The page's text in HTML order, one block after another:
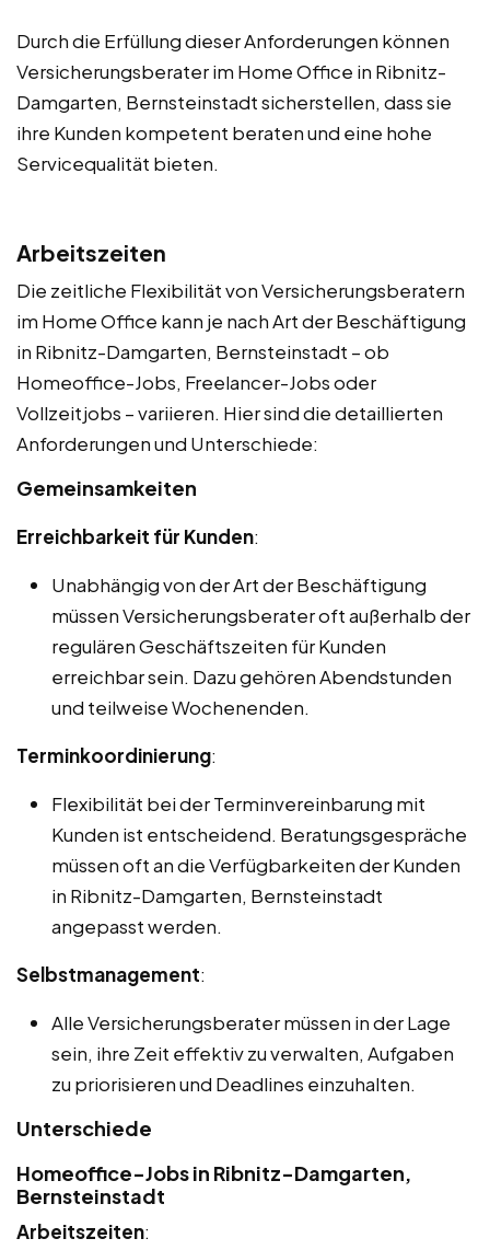
Durch die Erfüllung dieser Anforderungen können
Versicherungsberater im Home Office in Ribnitz-
Damgarten, Bernsteinstadt sicherstellen, dass sie
ihre Kunden kompetent beraten und eine hohe
Servicequalität bieten.
Arbeitszeiten
Die zeitliche Flexibilität von Versicherungsberatern
im Home Office kann je nach Art der Beschäftigung
in Ribnitz-Damgarten, Bernsteinstadt – ob
Homeoffice-Jobs, Freelancer-Jobs oder
Vollzeitjobs – variieren. Hier sind die detaillierten
Anforderungen und Unterschiede:
Gemeinsamkeiten
Erreichbarkeit für Kunden:
Unabhängig von der Art der Beschäftigung
müssen Versicherungsberater oft außerhalb der
regulären Geschäftszeiten für Kunden
erreichbar sein. Dazu gehören Abendstunden
und teilweise Wochenenden.
Terminkoordinierung:
Flexibilität bei der Terminvereinbarung mit
Kunden ist entscheidend. Beratungsgespräche
müssen oft an die Verfügbarkeiten der Kunden
in Ribnitz-Damgarten, Bernsteinstadt
angepasst werden.
Selbstmanagement:
Alle Versicherungsberater müssen in der Lage
sein, ihre Zeit effektiv zu verwalten, Aufgaben
zu priorisieren und Deadlines einzuhalten.
Unterschiede
Homeoffice-Jobs in Ribnitz-Damgarten,
Bernsteinstadt
Arbeitszeiten: